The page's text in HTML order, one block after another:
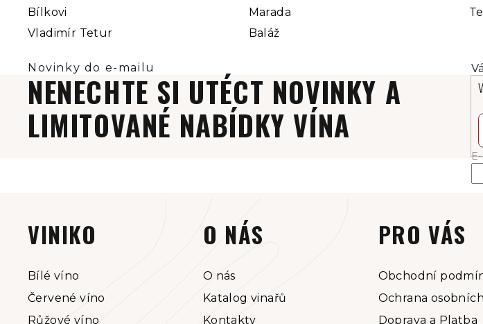
Bílkovi
Marada
Vladimír Tetur
Baláž
NENECHTE SI UTÉCT NOVINKY A
LIMITOVANÉ NABÍDKY VÍNA
VINIKO
Bílé víno
Červené víno
Růžové víno
O NÁS
O nás
Katalog vinařů
Kontakty
PRO VÁS
Obchodní
Ochrana
Doprava a Platba